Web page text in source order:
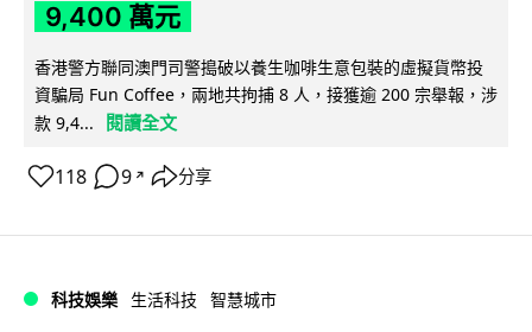
9,400 萬元
香港警方聯同澳門司警搗破以養生咖啡生意包裝的虛擬貨幣投
資騙局 Fun Coffee，兩地共拘捕 8 人，接獲逾 200 宗舉報，涉
款 9,4...
閱讀全文
118 9 ↗ 分享
科技娛樂 生活科技 智慧城市